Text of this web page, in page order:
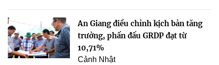
An Giang điều chỉnh kịch bản tăng
trưởng, phấn đấu GRDP đạt từ
10,71%
Cảnh Nhật